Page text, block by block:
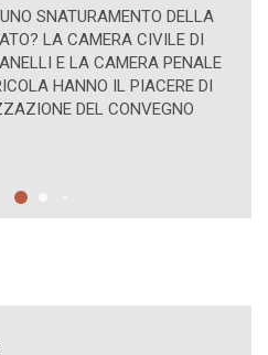
NELLE CONTROVERSIE FRA
CONVENTO DI S. DOMENICO –
TRASLAZIONE, BOLOGNA - P.ZZA
LUNEDÌ 16 APRILE 2012, ORE